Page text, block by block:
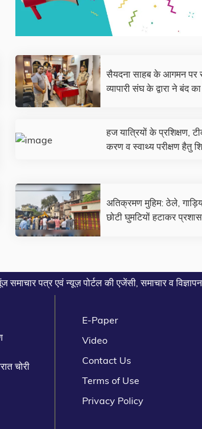
सैयदना साहब के आगमन
व्यापारी संघ के द्वारा ने बंद
हज यात्रियों के प्रशिक्षण,
करण व स्वाथ्य परीक्षण हैतु
अतिक्रमण मुहिम: ठेले,
छोटी घुमटियों हटाकर
पत्र एवं न्यूज़ पोर्टल की एजेंसी, समाचार व विज्ञापन के
चोरी
E-Paper
Video
Contact Us
Terms of Use
Privacy Policy